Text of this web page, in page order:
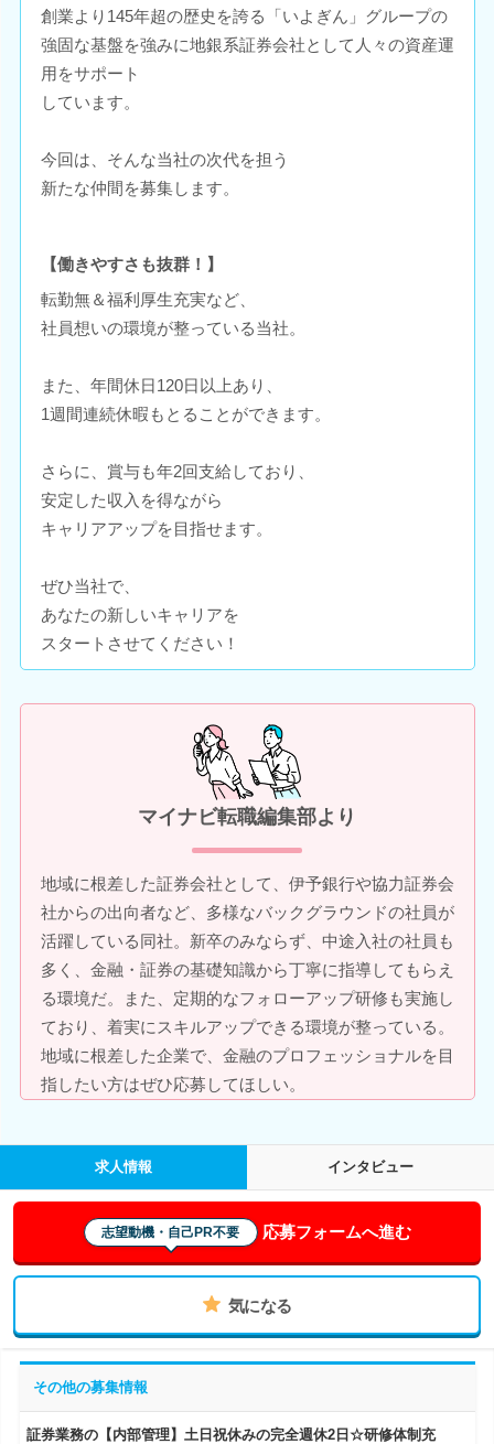
創業より145年超の歴史を誇る「いよぎん」グループの
強固な基盤を強みに地銀系証券会社として人々の資産運
用をサポート
しています。
今回は、そんな当社の次代を担う
新たな仲間を募集します。
【働きやすさも抜群！】
転勤無＆福利厚生充実など、
社員想いの環境が整っている当社。
また、年間休日120日以上あり、
1週間連続休暇もとることができます。
さらに、賞与も年2回支給しており、
安定した収入を得ながら
キャリアアップを目指せます。
ぜひ当社で、
あなたの新しいキャリアを
スタートさせてください！
マイナビ転職編集部より
地域に根差した証券会社として、伊予銀行や協力証券会
社からの出向者など、多様なバックグラウンドの社員が
活躍している同社。新卒のみならず、中途入社の社員も
多く、金融・証券の基礎知識から丁寧に指導してもらえ
る環境だ。また、定期的なフォローアップ研修も実施し
ており、着実にスキルアップできる環境が整っている。
地域に根差した企業で、金融のプロフェッショナルを目
指したい方はぜひ応募してほしい。
求人情報 インタビュー
志望動機・自己PR不要 応募フォームへ進む
気になる
その他の募集情報
証券業務の【内部管理】土日祝休みの完全週休2日☆研修体制充